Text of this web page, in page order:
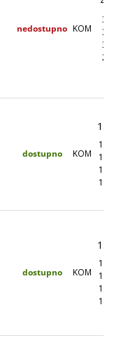
nedostupno KOM
dostupno KOM
dostupno KOM